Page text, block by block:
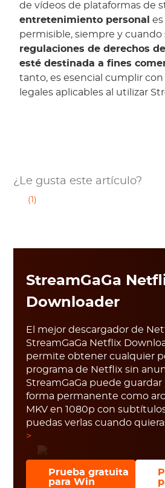
de vídeos de plataformas de
entretenimiento personal
permisible, siempre y cuando
regulaciones de derechos
esté destinada a fines
tanto, es esencial cumplir
legales aplicables al utilizar
¿Le gusta este artículo?
(1)
StreamGaGa
Downloader
El mejor descargador de
StreamGaGa Netflix
permite obtener cualquier
programa de Netflix sin
StreamGaGa puede guardar
forma permanente como
MKV en 1080p con
puedas verlas cuando
>
Prueba gratuita
para Win